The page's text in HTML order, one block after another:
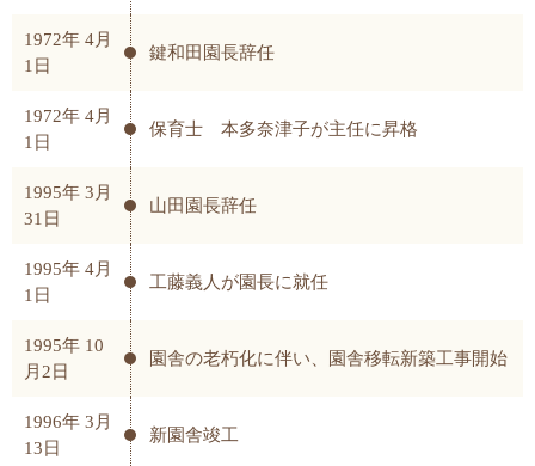
1972年 4月
1日
鍵和田園長辞任
1972年 4月
1日
保育士 本多奈津子が主任に昇格
1995年 3月
31日
山田園長辞任
1995年 4月
1日
工藤義人が園長に就任
1995年 10
月2日
園舎の老朽化に伴い、園舎移転新築工事開始
1996年 3月
13日
新園舎竣工